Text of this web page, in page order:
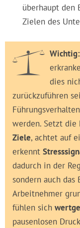
überhaupt den
Zielen des
Wichtig:
dies
zurückzuführen
werden. Setzt die
Ziele, achtet auf
erkennt
dadurch in der
sondern auch das
Arbeitnehmer
fühlen sich
pausenlosen